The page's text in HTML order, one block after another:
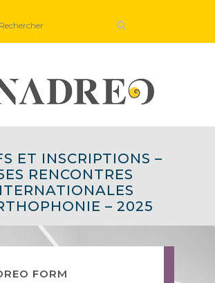
ET INSCRIPTIONS –
RENCONTRES
– 2025
FORM